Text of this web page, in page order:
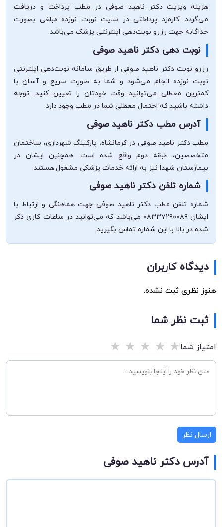
هزینه ویزیت دکتر ناهید صوفی در مطب پرداخت و دریافت
می‌گردد. کارمزد پرداختی در سایت نوبت نوزده مبلغی بصورت
جداگانه جهت رزرو نوبت‌دهی اینترنتی پزشک می‌باشد.
نوبت دهی دکتر ناهید صوفی
رزرو نوبت دکتر ناهید صوفی از طریق سامانه نوبت‌دهی اینترنتی
نوبت نوزده انجام می‌شود و شما به صورت سریع و آسان با
کمترین معطلی می‌توانید وقت خودتان را تعیین کنید. توجه
داشته باشید که احتمال معطلی شما در مطب وجود دارد.
آدرس مطب دکتر ناهید صوفی
مطب دکتر ناهید صوفی در کرمانشاه، پارکینگ شهرداری، ساختمان
متخصصین، طبقه دوم واقع شده است. همچنین ایشان در
بیمارستان شهدا نیز به ارائه خدمات پزشکی مشغول هستند.
شماره تلفن دکتر ناهید صوفی
شماره تلفن مطب دکتر ناهید صوفی جهت هماهنگی و ارتباط با
ایشان ۰۸۳۳۷۲۹۰۰۸۹ می‌باشد که می‌توانید در ساعات کاری ذکر
شده در بالا با این شماره تماس بگیرید.
دیدگاه کاربران
هنوز نظری ثبت نشده.
ثبت نظر شما
امتیاز شما★
★
★
★
★
ارسال نظر
آدرس دکتر ناهید صوفی